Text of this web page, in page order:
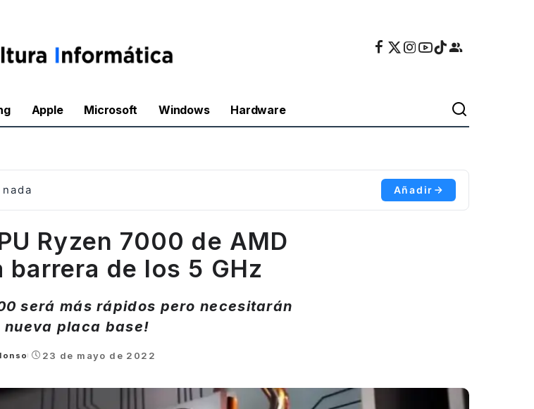
Apple Microsoft Windows Hardware
Añadir
Ryzen 7000 de AMD
barrera de los 5 GHz
será más rápidos pero necesitarán
nueva placa base!
23 de mayo de 2022